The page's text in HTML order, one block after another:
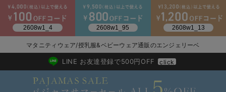
マタニティウェア/授乳服&ベビーウェア通販のエンジェリーベ
2026/NewArrival
送料495円(一部地域を除く) 7,700円以上で送料無料
LINE お友達登録で500円OFF click